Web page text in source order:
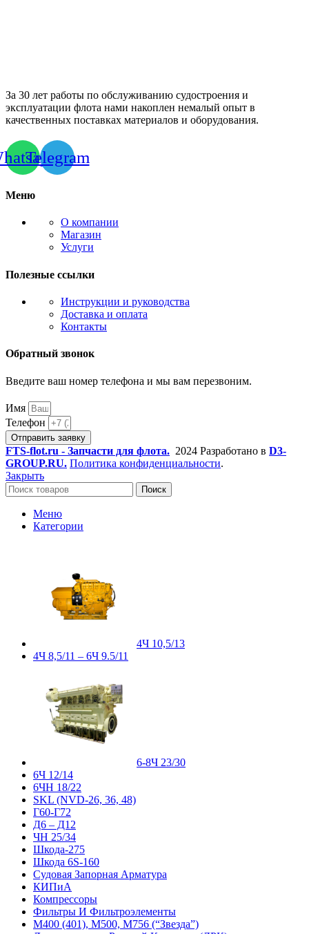
За 30 лет работы по обслуживанию судостроения и
эксплуатации флота нами накоплен немалый опыт в
качественных поставках материалов и оборудования.
Telegram
Меню
О компании
Магазин
Услуги
Полезные ссылки
Инструкции и руководства
Доставка и оплата
Контакты
Обратный звонок
Введите ваш номер телефона и мы вам перезвоним.
Имя
Телефон
Отправить заявку
FTS-flot.ru - Запчасти для флота. 2024 Разработано в D3-
GROUP.RU. Политика конфиденциальности.
Закрыть
Поиск
Меню
Категории
4Ч 10,5/13
4Ч 8,5/11 – 6Ч 9.5/11
6-8Ч 23/30
6Ч 12/14
6ЧН 18/22
SKL (NVD-26, 36, 48)
Г60-Г72
Д6 – Д12
ЧН 25/34
Шкода-275
Шкода 6S-160
Судовая Запорная Арматура
КИПиА
Компрессоры
Фильтры И Фильтроэлементы
М400 (401), М500, М756 (“Звезда”)